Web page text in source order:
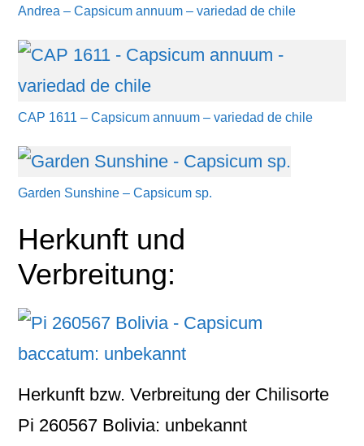
Andrea – Capsicum annuum – variedad de chile
CAP 1611 – Capsicum annuum – variedad de chile
Garden Sunshine – Capsicum sp.
Herkunft und
Verbreitung:
Herkunft bzw. Verbreitung der Chilisorte
Pi 260567 Bolivia: unbekannt